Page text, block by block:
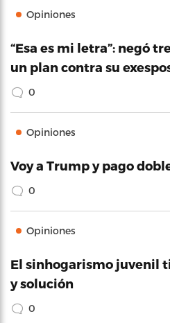
Opiniones
“Esa es mi letra”: negó
un plan contra su
0
Opiniones
Voy a Trump y pago
0
Opiniones
El sinhogarismo juvenil
y solución
0